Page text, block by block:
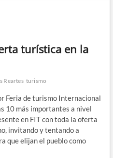
e
turística en la
Reartes turismo
Feria de turismo Internacional
10 más importantes a nivel
en FIT con toda la oferta
invitando y tentando a
que elijan el pueblo como